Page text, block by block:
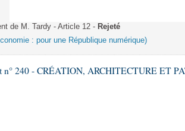
des lois
sociale
et orales
des débats
de M. Tardy - Article 12 - Rejeté
: pour une République numérique)
n° 240 - CRÉATION, ARCHITECTURE ET